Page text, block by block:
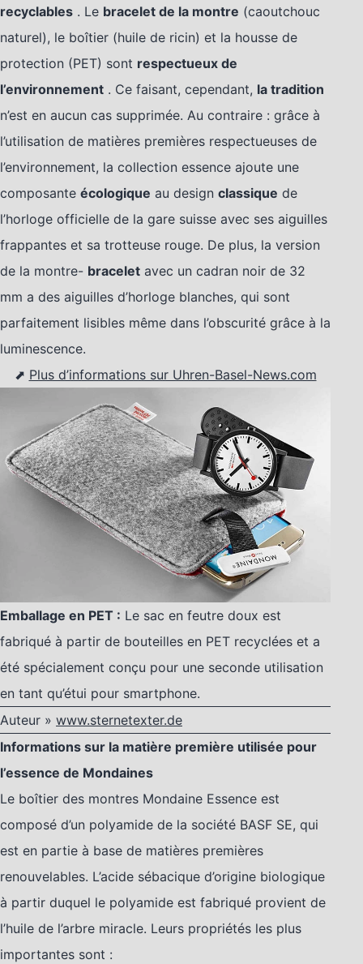
recyclables . Le bracelet de la montre (caoutchouc
naturel), le boîtier (huile de ricin) et la housse de
protection (PET) sont respectueux de
l’environnement . Ce faisant, cependant, la tradition
n’est en aucun cas supprimée. Au contraire : grâce à
l’utilisation de matières premières respectueuses de
l’environnement, la collection essence ajoute une
composante écologique au design classique de
l’horloge officielle de la gare suisse avec ses aiguilles
frappantes et sa trotteuse rouge. De plus, la version
de la montre- bracelet avec un cadran noir de 32
mm a des aiguilles d’horloge blanches, qui sont
parfaitement lisibles même dans l’obscurité grâce à la
luminescence.
⬈ Plus d’informations sur Uhren-Basel-News.com
Emballage en PET : Le sac en feutre doux est
fabriqué à partir de bouteilles en PET recyclées et a
été spécialement conçu pour une seconde utilisation
en tant qu’étui pour smartphone.
Auteur » www.sternetexter.de
Informations sur la matière première utilisée pour
l’essence de Mondaines
Le boîtier des montres Mondaine Essence est
composé d’un polyamide de la société BASF SE, qui
est en partie à base de matières premières
renouvelables. L’acide sébacique d’origine biologique
à partir duquel le polyamide est fabriqué provient de
l’huile de l’arbre miracle. Leurs propriétés les plus
importantes sont :